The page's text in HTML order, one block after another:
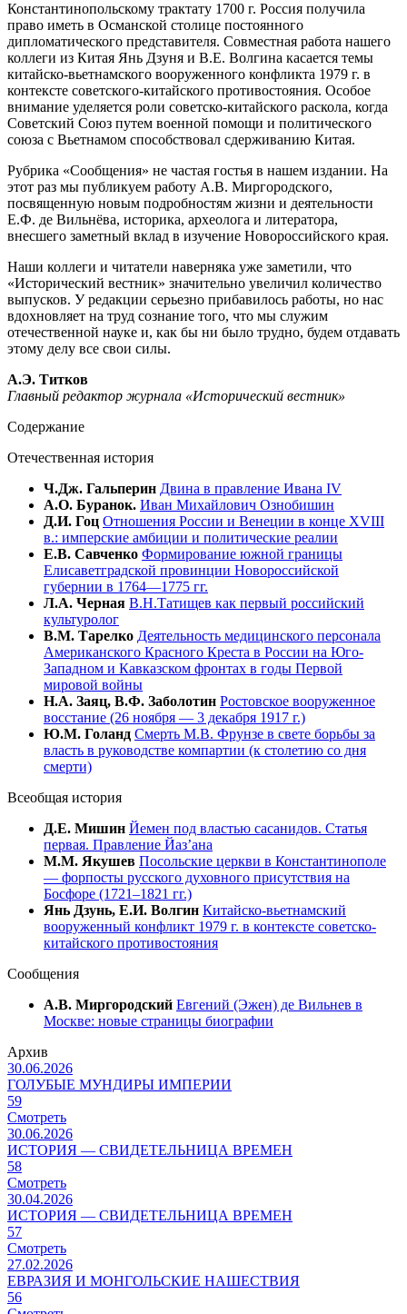
Константинопольскому трактату 1700 г. Россия получила
право иметь в Османской столице постоянного
дипломатического представителя. Совместная работа нашего
коллеги из Китая Янь Дзуня и В.Е. Волгина касается темы
китайско-вьетнамского вооруженного конфликта 1979 г. в
контексте советского-китайского противостояния. Особое
внимание уделяется роли советско-китайского раскола, когда
Советский Союз путем военной помощи и политического
союза с Вьетнамом способствовал сдерживанию Китая.
Рубрика «Сообщения» не частая гостья в нашем издании. На
этот раз мы публикуем работу А.В. Миргородского,
посвященную новым подробностям жизни и деятельности
Е.Ф. де Вильнёва, историка, археолога и литератора,
внесшего заметный вклад в изучение Новороссийского края.
Наши коллеги и читатели наверняка уже заметили, что
«Исторический вестник» значительно увеличил количество
выпусков. У редакции серьезно прибавилось работы, но нас
вдохновляет на труд сознание того, что мы служим
отечественной науке и, как бы ни было трудно, будем отдавать
этому делу все свои силы.
А.Э. Титков
Главный редактор журнала «Исторический вестник»
Содержание
Отечественная история
Ч.Дж. Гальперин Двина в правление Ивана IV
А.О. Буранок. Иван Михайлович Ознобишин
Д.И. Гоц Отношения России и Венеции в конце XVIII
в.: имперские амбиции и политические реалии
Е.В. Савченко Формирование южной границы
Елисаветградской провинции Новороссийской
губернии в 1764—1775 гг.
Л.А. Черная В.Н.Татищев как первый российский
культуролог
В.М. Тарелко Деятельность медицинского персонала
Американского Красного Креста в России на Юго-
Западном и Кавказском фронтах в годы Первой
мировой войны
Н.А. Заяц, В.Ф. Заболотин Ростовское вооруженное
восстание (26 ноября — 3 декабря 1917 г.)
Ю.М. Голанд Смерть М.В. Фрунзе в свете борьбы за
власть в руководстве компартии (к столетию со дня
смерти)
Всеобщая история
Д.Е. Мишин Йемен под властью сасанидов. Статья
первая. Правление Йазʼана
М.М. Якушев Посольские церкви в Константинополе
— форпосты русского духовного присутствия на
Босфоре (1721–1821 гг.)
Янь Дзунь, Е.И. Волгин Китайско-вьетнамский
вооруженный конфликт 1979 г. в контексте советско-
китайского противостояния
Сообщения
А.В. Миргородский Евгений (Эжен) де Вильнев в
Москве: новые страницы биографии
Архив
30.06.2026
ГОЛУБЫЕ МУНДИРЫ ИМПЕРИИ
59
Смотреть
30.06.2026
ИСТОРИЯ — СВИДЕТЕЛЬНИЦА ВРЕМЕН
58
Смотреть
30.04.2026
ИСТОРИЯ — СВИДЕТЕЛЬНИЦА ВРЕМЕН
57
Смотреть
27.02.2026
ЕВРАЗИЯ И МОНГОЛЬСКИЕ НАШЕСТВИЯ
56